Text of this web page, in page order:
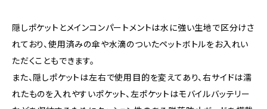
隠しポケットとメインコンパートメントは水に強い生地で区分けさ
れており、使用済みの傘や水滴のついたペットボトルをお入れい
ただくこともできます。
また、隠しポケットは左右で使用目的を変えてあり、右サイドは濡
れたものを入れやすいポケット、左ポケットはモバイルバッテリー